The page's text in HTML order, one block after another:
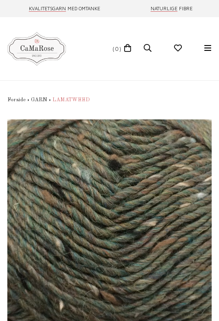
KVALITETSGARN MED OMTANKE NATURLIGE FIBRE
(0)
Forside » GARN » LAMATWEED